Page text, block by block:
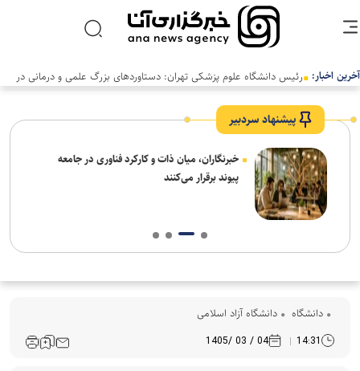
آخرین اخبار: رئیس دانشگاه علوم پزشکی تهران: دستاوردهای بزرگ علمی و درمانی در
پیشنهاد سردبیر
خبرنگاران، میان ذات و کارکرد فناوری در جامعه
پیوند برقرار می‌کنند
دانشگاه دانشگاه آزاد اسلامی
14:31
04 / 03 /1405